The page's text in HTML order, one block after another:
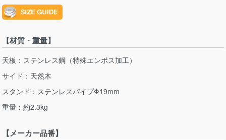
【材質・重量】
天板：ステンレス鋼（特殊エンボス加工）
サイド：天然木
スタンド：ステンレスパイプΦ19mm
重量：約2.3kg
【メーカー品番】